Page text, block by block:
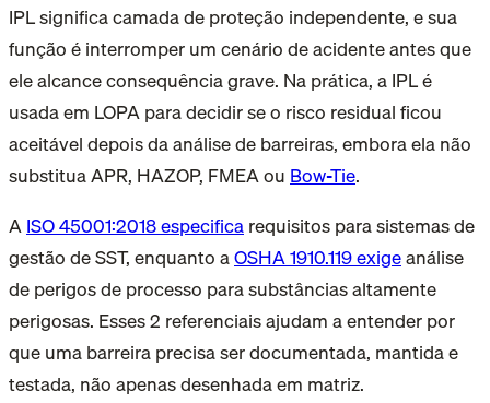
IPL significa camada de proteção independente, e sua
função é interromper um cenário de acidente antes que
ele alcance consequência grave. Na prática, a IPL é
usada em LOPA para decidir se o risco residual ficou
aceitável depois da análise de barreiras, embora ela não
substitua APR, HAZOP, FMEA ou Bow-Tie.
AISO 45001:2018 especificarequisitos para sistemas de
gestão de SST, enquanto aOSHA 1910.119 exigeanálise
de perigos de processo para substâncias altamente
perigosas. Esses 2 referenciais ajudam a entender por
que uma barreira precisa ser documentada, mantida e
testada, não apenas desenhada em matriz.